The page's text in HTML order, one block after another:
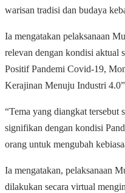
warisan tradisi dan budaya
Ia mengatakan pelaksanaan
relevan dengan kondisi aktual
Positif Pandemi Covid-19,
Kerajinan Menuju Industri
“Tema yang diangkat tersebut
signifikan dengan kondisi
orang untuk mengubah
Ia mengatakan, pelaksanaan
dilakukan secara virtual